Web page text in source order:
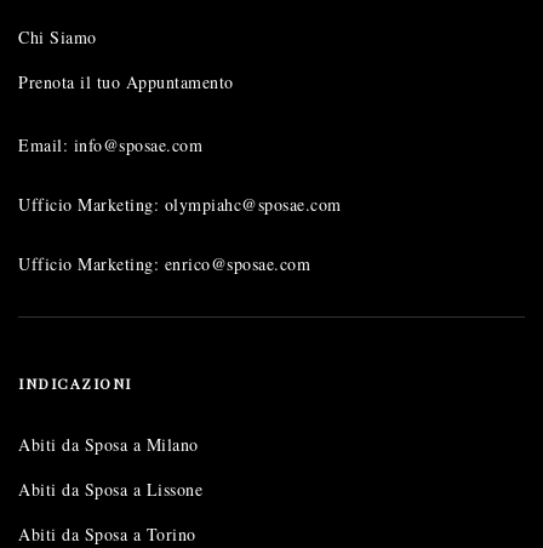
Chi Siamo
Prenota il tuo Appuntamento
Email: info@sposae.com
Ufficio Marketing: olympiahc@sposae.com
Ufficio Marketing: enrico@sposae.com
INDICAZIONI
Abiti da Sposa a Milano
Abiti da Sposa a Lissone
Abiti da Sposa a Torino